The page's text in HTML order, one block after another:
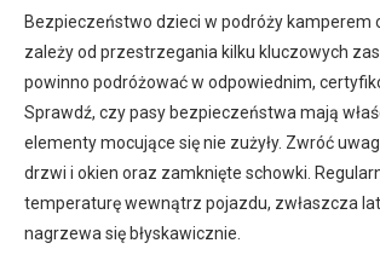
Bezpieczeństwo dzieci w podróży kamperem
zależy od przestrzegania kilku kluczowych
powinno podróżować w odpowiednim,
Sprawdź, czy pasy bezpieczeństwa mają
elementy mocujące się nie zużyły. Zwróć
drzwi i okien oraz zamknięte schowki.
temperaturę wewnątrz pojazdu, zwłaszcza
nagrzewa się błyskawicznie.